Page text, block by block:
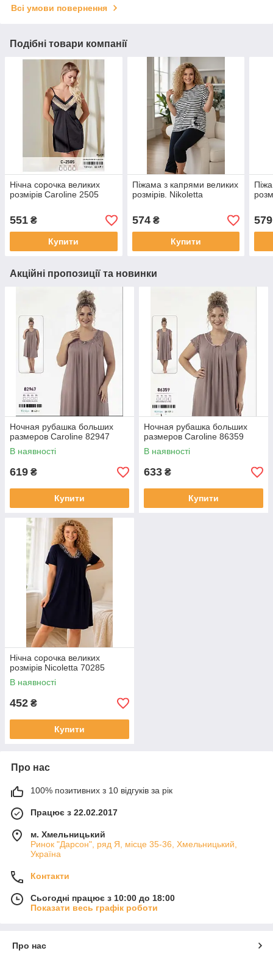
Всі умови повернення
Подібні товари компанії
Нічна сорочка великих
розмірів Caroline 2505
551 ₴
Купити
Піжама з капрями великих
розмірів. Nikoletta
574₴
Купити
579
Акційні пропозиції та новинки
Ночная рубашка больших
размеров Caroline 82947
В наявності
619 ₴
Купити
Ночная рубашка больших
размеров Caroline 86359
В наявності
633 ₴
Купити
Нічна сорочка великих
розмірів Nicoletta 70285
В наявності
452 ₴
Купити
Про нас
100% позитивних з 10 відгуків за рік
Працює з 22.02.2017
м. Хмельницький
Ринок "Дарсон", ряд Я, місце 35-36, Хмельницький,
Україна
Контакти
Сьогодні працює з 10:00 до 18:00
Показати весь графік роботи
Про нас